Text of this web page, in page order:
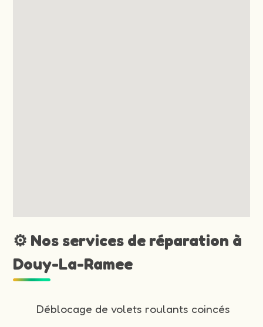
⚙️ Nos services de réparation à
Douy-La-Ramee
Déblocage de volets roulants coincés